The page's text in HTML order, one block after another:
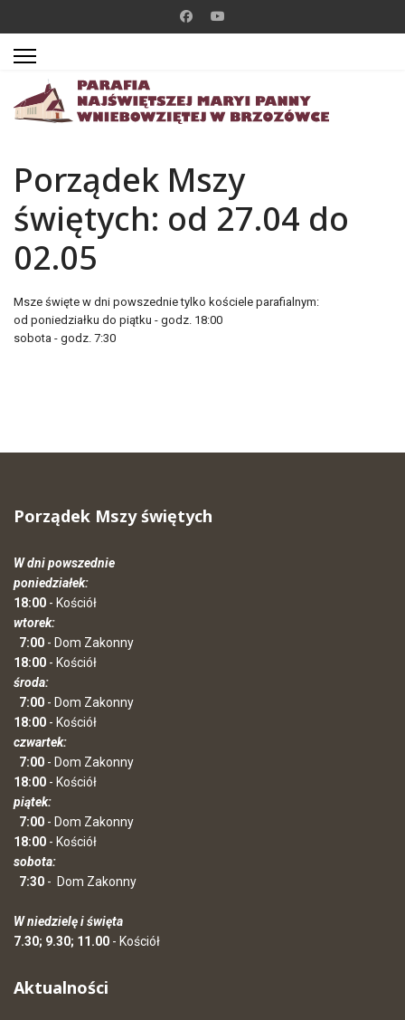
Porządek Mszy
świętych: od 27.04 do
02.05
Msze święte w dni powszednie tylko kościele parafialnym:
od poniedziałku do piątku - godz. 18:00
sobota - godz. 7:30
Porządek Mszy świętych
W dni powszednie
poniedziałek:
18:00 - Kościół
wtorek:
7:00 - Dom Zakonny
18:00 - Kościół
środa:
7:00 - Dom Zakonny
18:00 - Kościół
czwartek:
7:00 - Dom Zakonny
18:00 - Kościół
piątek:
7:00 - Dom Zakonny
18:00 - Kościół
sobota:
7:30 - Dom Zakonny
W niedzielę i święta
7.30; 9.30; 11.00 - Kościół
Aktualności